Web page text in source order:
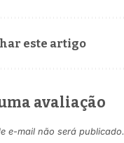
este artigo
avaliação
e-mail não será publicado.